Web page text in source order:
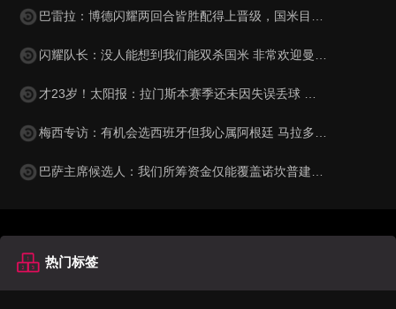
巴雷拉：博德闪耀两回合皆胜配得上晋级，国米目标是赢得意甲冠军
闪耀队长：没人能想到我们能双杀国米 非常欢迎曼城重回挪威
才23岁！太阳报：拉门斯本赛季还未因失误丢球 他是曼联重要签约
梅西专访：有机会选西班牙但我心属阿根廷 马拉多纳是超越一切的
巴萨主席候选人：我们所筹资金仅能覆盖诺坎普建设，后续还需融资
热门标签